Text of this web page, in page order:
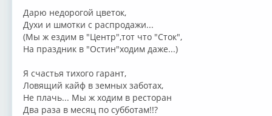
Дарю недорогой цветок,
Духи и шмотки с распродажи...
(Мы ж ездим в "Центр",тот что "Сток",
На праздник в "Остин"ходим даже...)
Я счастья тихого гарант,
Ловящий кайф в земных заботах,
Не плачь... Мы ж ходим в ресторан
Два раза в месяц по субботам!!?